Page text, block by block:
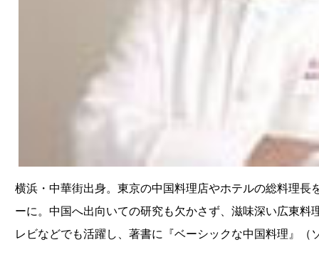
横浜・中華街出身。東京の中国料理店やホテルの総料理長
ーに。中国へ出向いての研究も欠かさず、滋味深い広東料
レビなどでも活躍し、著書に『ベーシックな中国料理』（